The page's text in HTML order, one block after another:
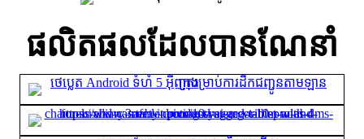
ផលិតផលដែលបានណែនាំ